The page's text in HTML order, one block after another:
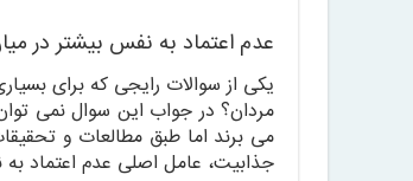
عدم اعتماد به نفس بیشتر در
یکی از سوالات رایجی که برای
مردان؟ در جواب این سوال نمی
می برند اما طبق مطالعات و
جذابیت، عامل اصلی عدم اعتماد